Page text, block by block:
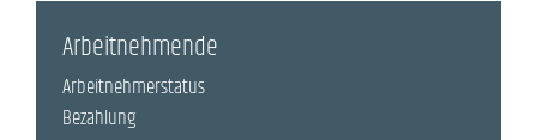
Arbeitnehmende
Arbeitnehmerstatus
Bezahlung